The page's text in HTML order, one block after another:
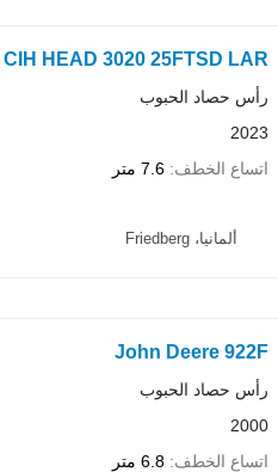
HEAD 3020 25FTSD LAR
رأس حصاد الحبوب
2023
اتساع الخطف 7.6 متر
ألمانيا، Friedberg
John Deere 922F
رأس حصاد الحبوب
2000
اتساع الخطف 6.8 متر